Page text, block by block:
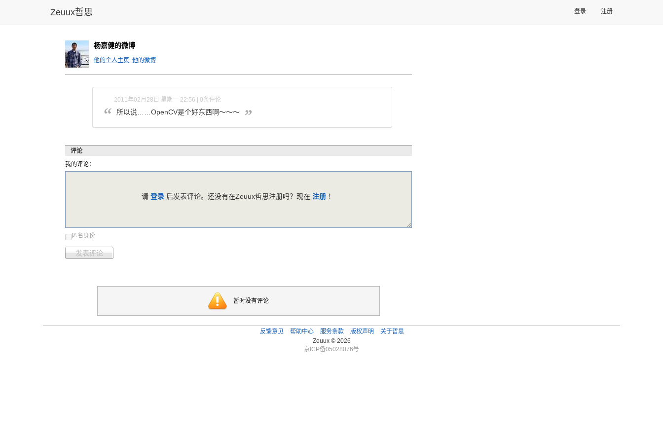
Zeuux哲思 登录 注册
杨嘉健的微博
他的个人主页 他的微博
2011年02月28日 星期一 22:56 | 0条评论
所以说…… OpenCV是个好东西啊～～～
评论
我的评论：
匿名身份
发表评论
请登录 后发表评论。还没有在Zeuux哲思注册吗？现在注册 ！
暂时没有评论
反馈意见 帮助中心 服务条款 版权声明
关于哲思
Zeuux © 2026
京ICP备05028076号